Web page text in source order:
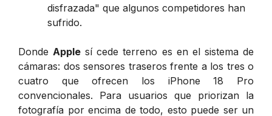
disfrazada" que algunos competidores han
sufrido.
Donde Apple sí cede terreno es en el sistema de
cámaras: dos sensores traseros frente a los tres o
cuatro que ofrecen los iPhone 18 Pro
convencionales. Para usuarios que priorizan la
fotografía por encima de todo, esto puede ser un